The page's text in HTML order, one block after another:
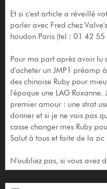
Et si c'est article a réveillé
parler avec Fred chez
houdon Paris (tel : 01 42 55
Pour ma part après avoir lu
d'acheter un JMP1 préamp
des chinoise Ruby pour
l'époque une LAG Roxanne.
premier amour : une strat
donner et si je ne vais pas
casse changer mes Ruby
Salut à tous et faite de la zic
N'oubliez pas, si vous avez